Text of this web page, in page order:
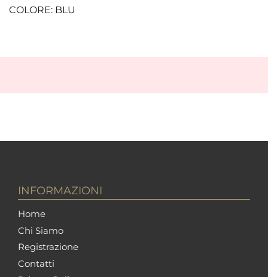
COLORE: BLU
INFORMAZIONI
Home
Chi Siamo
Registrazione
Contatti